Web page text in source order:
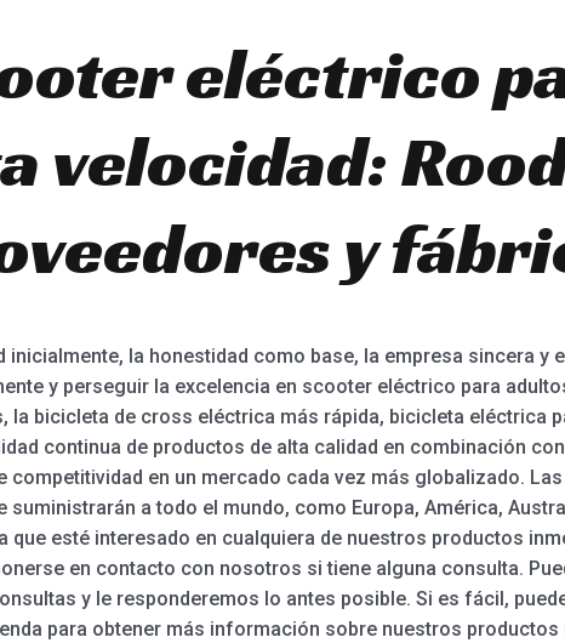
eléctrico
velocidad:
y
inicialmente, la honestidad como base, la empresa sincera
y perseguir la excelencia en scooter eléctrico para
la bicicleta de cross eléctrica más rápida, bicicleta eléctrica
continua de productos de alta calidad en combinación
competitividad en un mercado cada vez más globalizado.
suministrarán a todo el mundo, como Europa, América,
que esté interesado en cualquiera de nuestros productos
en contacto con nosotros si tiene alguna consulta.
y le responderemos lo antes posible. Si es fácil,
para obtener más información sobre nuestros